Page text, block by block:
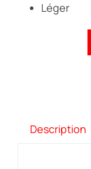
Léger
Description